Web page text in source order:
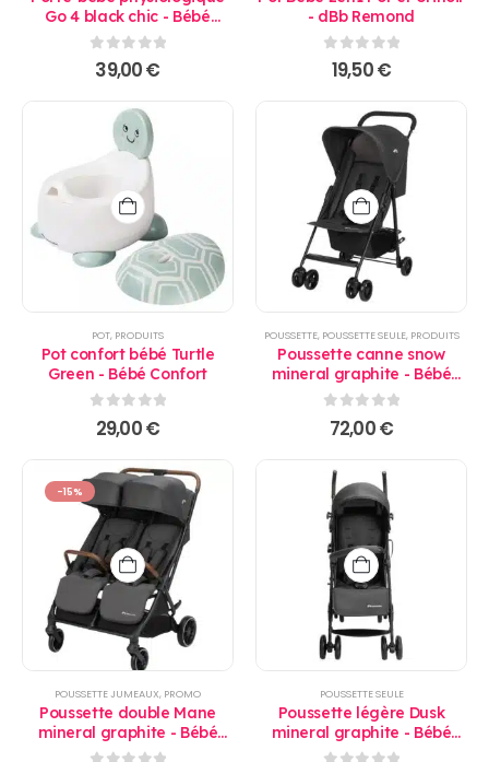
Go 4 black chic - Bébé
Confort
0sur 5
39,00€
- dBb Remond
0sur 5
19,50€
POT, PRODUITS
Pot confort bébé Turtle
Green - Bébé Confort
0sur 5
29,00€
POUSSETTE, POUSSETTE SEULE, PRODUITS
Poussette canne snow
mineral graphite - Bébé
Confort
0sur 5
72,00€
-15%
POUSSETTE JUMEAUX, PROMO
Poussette double Mane
mineral graphite - Bébé
Confort
POUSSETTE SEULE
Poussette légère Dusk
mineral graphite - Bébé
Confort